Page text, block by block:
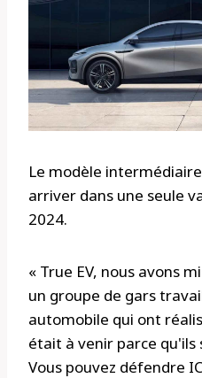
Le modèle
arriver dans une seule
2024.
« True EV, nous avons
un groupe de gars
automobile qui ont
était à venir parce qu'ils
Vous pouvez défendre